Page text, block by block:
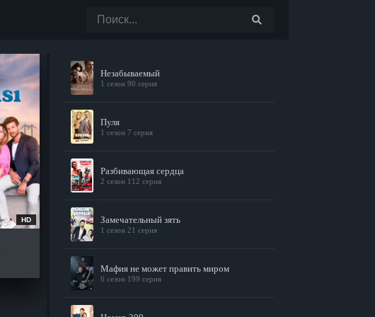
HD
Незабываемый
1 сезон 90 серия
Пуля
1 сезон 7 серия
Разбивающая сердца
2 сезон 112 серия
Замечательный зять
1 сезон 21 серия
Мафия не может править миром
6 сезон 199 серия